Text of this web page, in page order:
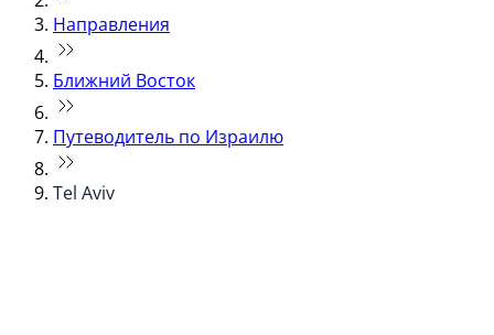
Направления
Ближний Восток
Путеводитель по Израилю
Tel Aviv